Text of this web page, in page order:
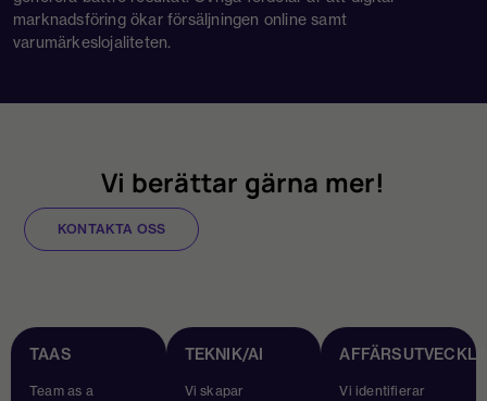
marknadsföring ökar försäljningen online samt
varumärkeslojaliteten.
Vi berättar gärna mer!
KONTAKTA OSS
TAAS
Team as a
TEKNIK/AI
Vi skapar
Vi identifierar